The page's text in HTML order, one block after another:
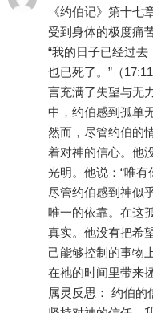
《约伯记》第十七
受到身体的极度痛
“我的日子已经过
也已死了。”（
言充满了失望与无
中，约伯感到孤单
然而，尽管约伯的
着对神的信心。他
光明。他说：“唯有
尽管约伯感到神似
唯一的依靠。在这
真实。他没有把希
己能够控制的事物
在祂的时间里带来
属灵反思： 约伯的